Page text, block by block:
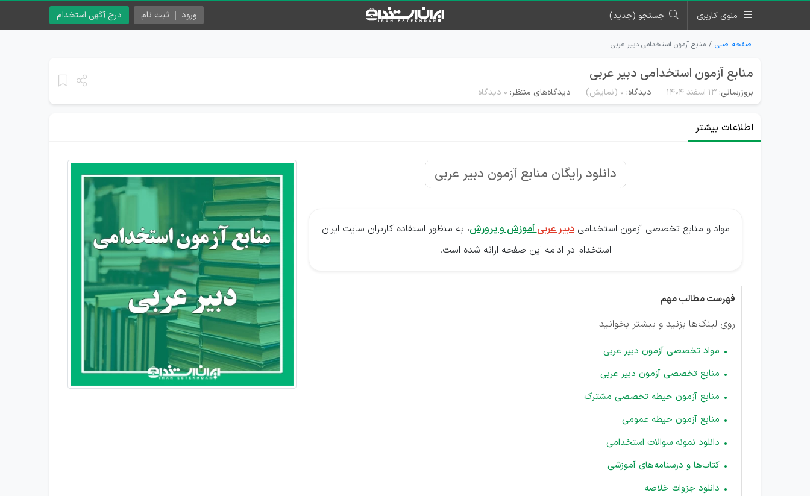
منوی کاربری جستجو (جدید) درج آگهی استخدام ورود ثبت نام
صفحه اصلی منابع آزمون استخدامی دبیر عربی
منابع آزمون استخدامی دبیر عربی
بروزرسانی: ۱۳ اسفند ۱۴۰۴ دیدگاه: 0 (نمایش) دیدگاه‌های منتظر: ۰ دیدگاه
اطلاعات بیشتر
دانلود رایگان منابع آزمون دبیر عربی
مواد و منابع تخصصی آزمون استخدامیدبیر عربیآموزش و پرورش، به منظور استفاده کاربران سایت ایران
استخدام در ادامه این صفحه ارائه شده است.
فهرست مطالب مهم
روی لینک‌ها بزنید و بیشتر بخوانید
مواد تخصصی آزمون دبیر عربی
منابع تخصصی آزمون دبیر عربی
منابع آزمون حیطه تخصصی مشترک
منابع آزمون حیطه عمومی
دانلود نمونه سوالات استخدامی
کتاب‌ها و درسنامه‌های آموزشی
دانلود جزوات خلاصه